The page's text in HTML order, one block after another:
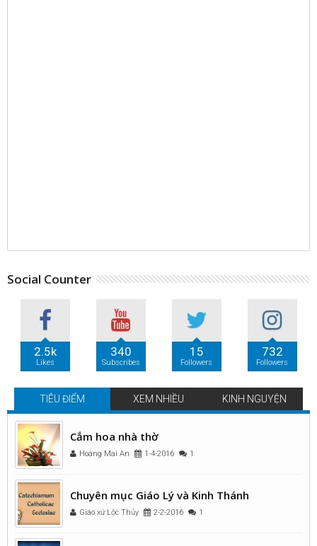
Social Counter
2.5k
Likes
340
Subscribes
15
Followers
732
Followers
TIÊU ĐIỂM XEM NHIỀU KINH NGUYỆN
Cắm hoa nhà thờ
Hoàng Mai An 1-4-2016 1
Chuyên mục Giáo Lý và Kinh Thánh
Giáo xứ Lộc Thủy 2-2-2016 1